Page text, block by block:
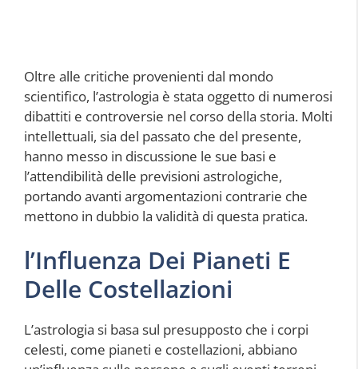
Oltre alle critiche provenienti dal mondo
scientifico, l’astrologia è stata oggetto di numerosi
dibattiti e controversie nel corso della storia. Molti
intellettuali, sia del passato che del presente,
hanno messo in discussione le sue basi e
l’attendibilità delle previsioni astrologiche,
portando avanti argomentazioni contrarie che
mettono in dubbio la validità di questa pratica.
l’Influenza Dei Pianeti E
Delle Costellazioni
L’astrologia si basa sul presupposto che i corpi
celesti, come pianeti e costellazioni, abbiano